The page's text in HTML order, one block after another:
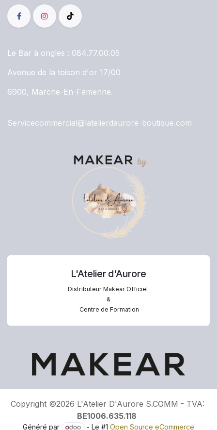
Le Bar à ongles : 084.77.00.05
Avenue de la toison d'or 17/00
6900, Marche-En-Famenne.
Servicecommercial@latelierdaurore-boutique.com
L'Atelier d'Aurore
Distributeur Makear Officiel
&
Centre de Formation
Copyright ©2026 L'Atelier D'Aurore S.COMM - TVA:
BE1006.635.118
Généré par - Le #1Open Source eCommerce